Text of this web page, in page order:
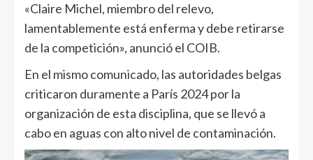
«Claire Michel, miembro del relevo,
lamentablemente está enferma y debe retirarse
de la competición», anunció el COIB.
En el mismo comunicado, las autoridades belgas
criticaron duramente a París 2024 por la
organización de esta disciplina, que se llevó a
cabo en aguas con alto nivel de contaminación.